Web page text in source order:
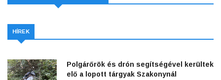
HÍREK
Polgárőrök és drón segítségével kerültek
elő a lopott tárgyak Szakonynál